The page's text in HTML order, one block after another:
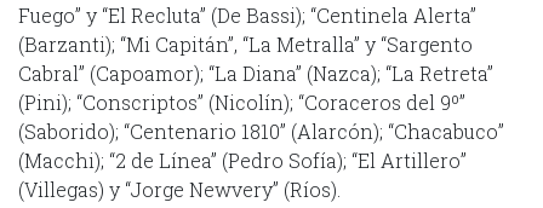
Fuego” y “El Recluta” (De Bassi); “Centinela Alerta”
(Barzanti); “Mi Capitán”, “La Metralla” y “Sargento
Cabral” (Capoamor); “La Diana” (Nazca); “La Retreta”
(Pini); “Conscriptos” (Nicolín); “Coraceros del 9º”
(Saborido); “Centenario 1810” (Alarcón); “Chacabuco”
(Macchi); “2 de Línea” (Pedro Sofía); “El Artillero”
(Villegas) y “Jorge Newvery” (Ríos).